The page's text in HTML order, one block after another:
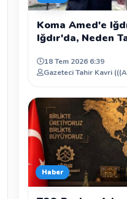
Koma Amed'e
Iğdır'da, Neden
18 Tem 2026 6:39
Gazeteci Tahir Kavri
Haber